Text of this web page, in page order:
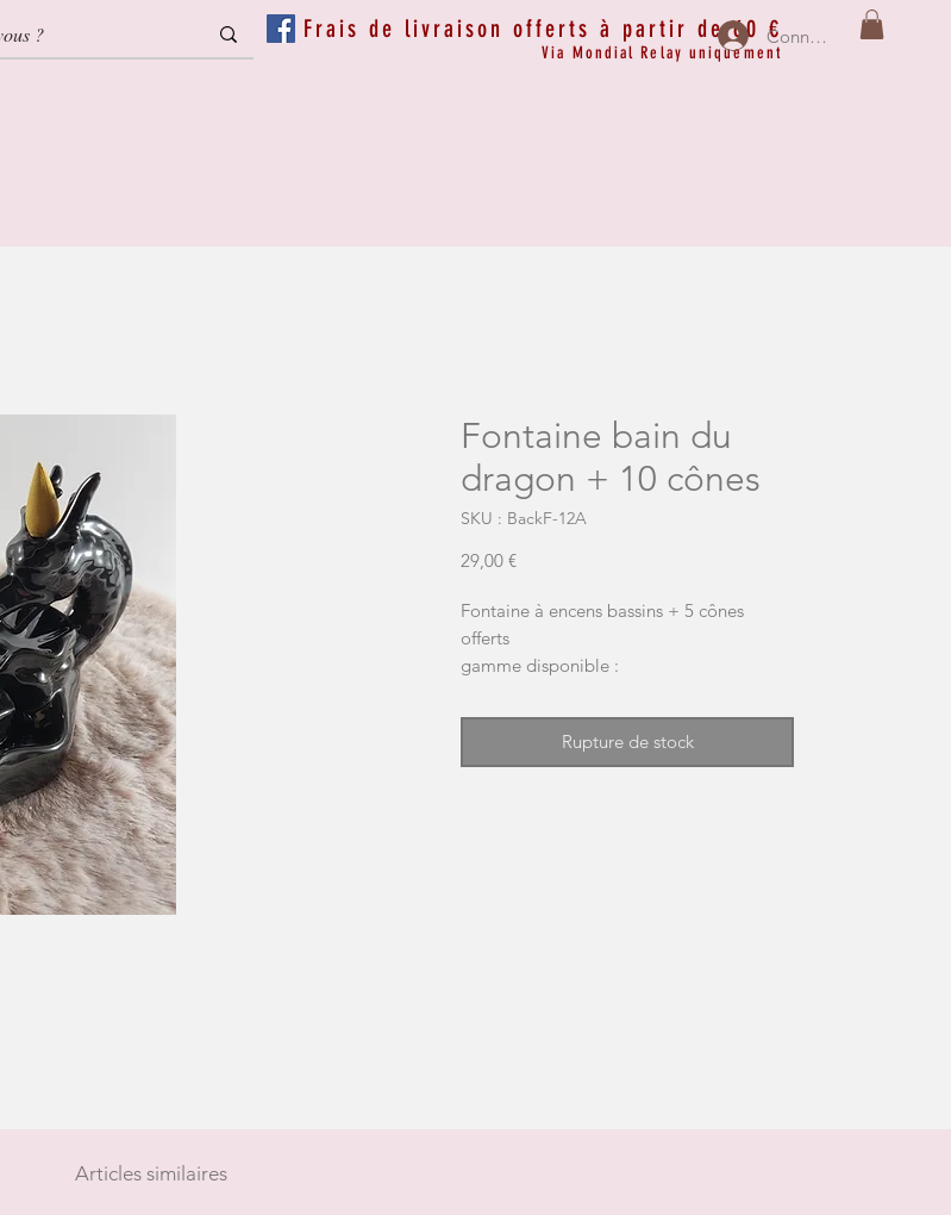
Connexion
Frais de livraison offerts à partir de 60 €
Via Mondial Relay uniquement
Fontaine bain du
dragon + 10 cônes
SKU : BackF-12A
29,00 €Prix
Fontaine à encens bassins + 5 cônes
offerts
gamme disponible :
- Ambre
- Rose de minuit
- Sang du dragon
Rupture de stock
Articles similaires